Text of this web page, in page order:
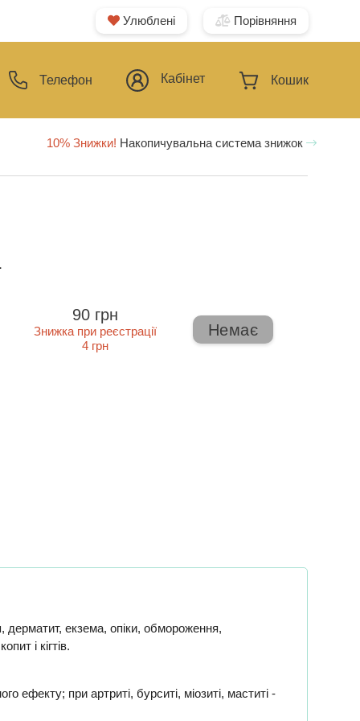
Улюблені Порівняння
Телефон Кабінет Кошик
10% Знижки! Накопичувальна система знижок
90 грн
Знижка при реєстрації
4 грн
Немає
дерматит, екзема, опіки, обмороження,
і кігтів.
ефекту; при артриті, бурситі, міозиті, маститі -